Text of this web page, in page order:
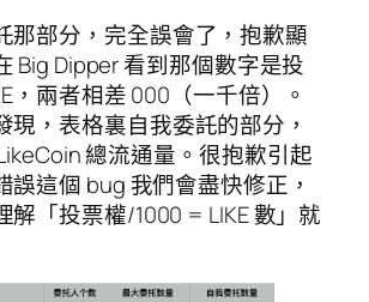
那部分，完全誤會了，抱歉顯
Big Dipper 看到那個數字是投
，兩者相差 000（一千倍）。
現，表格裏自我委託的部分，
總流通量。很抱歉引起
誤這個 bug 我們會盡快修正，
解「投票權/1000 = LIKE 數」就